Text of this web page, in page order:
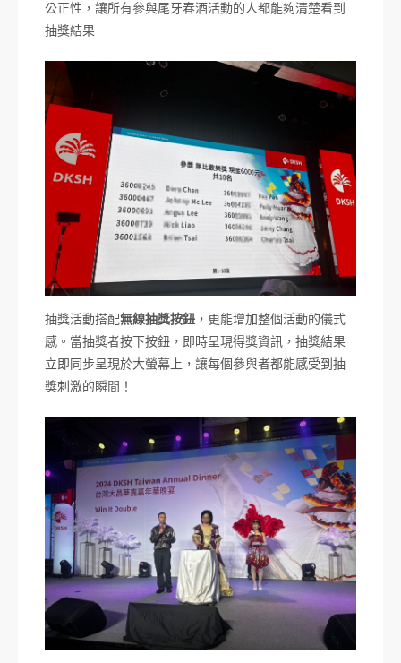
公正性，讓所有參與尾牙春酒活動的人都能夠清楚看到
抽獎結果
抽獎活動搭配無線抽獎按鈕 ，更能增加整個活動的儀式
感。當抽獎者按下按鈕，即時呈現得獎資訊，抽獎結果
立即同步呈現於大螢幕上，讓每個參與者都能感受到抽
獎刺激的瞬間！